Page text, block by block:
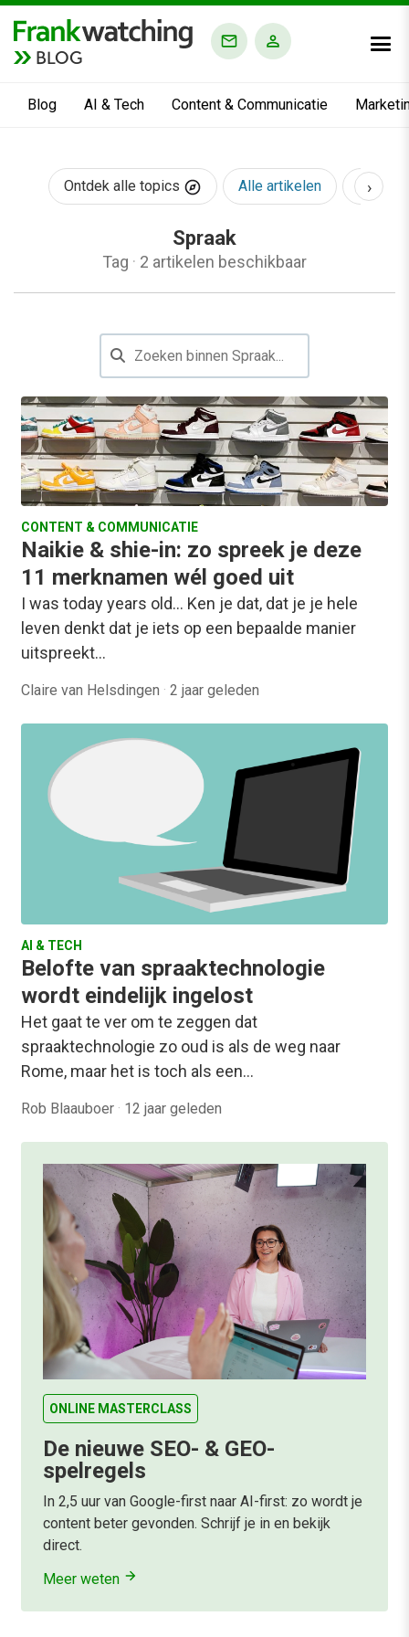
BLOG
Blog AI & Tech Content & Communicatie
Ontdek alle topics Alle artikelen AI &
›
Spraak
Tag · 2 artikelen beschikbaar
CONTENT & COMMUNICATIE
Naikie & shie-in: zo spreek je deze
11 merknamen wél goed uit
I was today years old… Ken je dat, dat je je hele
leven denkt dat je iets op een bepaalde manier
uitspreekt…
Claire van Helsdingen · 2 jaar geleden
AI & TECH
Belofte van spraaktechnologie
wordt eindelijk ingelost
Het gaat te ver om te zeggen dat
spraaktechnologie zo oud is als de weg naar
Rome, maar het is toch als een…
Rob Blaauboer · 12 jaar geleden
ONLINE MASTERCLASS
De nieuwe SEO- & GEO-
spelregels
In 2,5 uur van Google-first naar AI-first: zo wordt je
content beter gevonden. Schrijf je in en bekijk
direct.
Meer weten